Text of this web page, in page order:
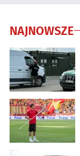
NAJNOWSZE